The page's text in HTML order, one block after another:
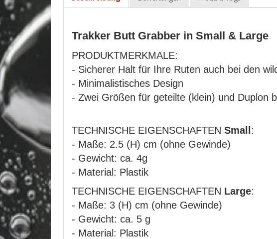
Trakker Butt Grabber in Small & Large
PRODUKTMERKMALE:
- Sicherer Halt für Ihre Ruten auch bei den
- Minimalistisches Design
- Zwei Größen für geteilte (klein) und Duplon
TECHNISCHE EIGENSCHAFTEN Small :
- Maße: 2.5 (H) cm (ohne Gewinde)
- Gewicht: ca. 4g
- Material: Plastik
TECHNISCHE EIGENSCHAFTEN Large:
- Maße: 3 (H) cm (ohne Gewinde)
- Gewicht: ca. 5 g
- Material: Plastik